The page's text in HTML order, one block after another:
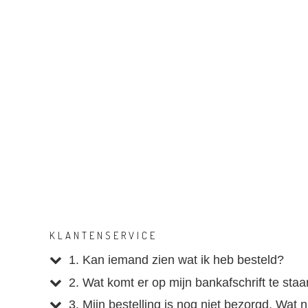
KLANTENSERVICE
1. Kan iemand zien wat ik heb besteld?
2. Wat komt er op mijn bankafschrift te
3. Mijn bestelling is nog niet bezorgd. Wat